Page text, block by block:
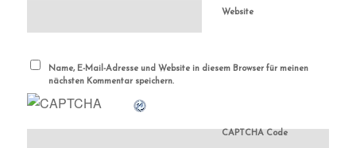
Website
Name, E-Mail-Adresse und Website in diesem Browser für meinen
nächsten Kommentar speichern.
CAPTCHA Code